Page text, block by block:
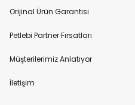
Orijinal Ürün Garantisi
Petlebi Partner Fırsatları
Müşterilerimiz Anlatıyor
İletişim